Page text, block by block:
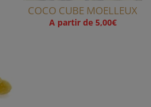
COCO CUBE MOELLEUX
A partir de 5,00€